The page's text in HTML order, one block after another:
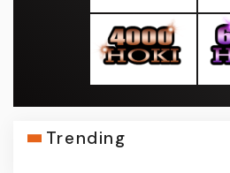
Trending